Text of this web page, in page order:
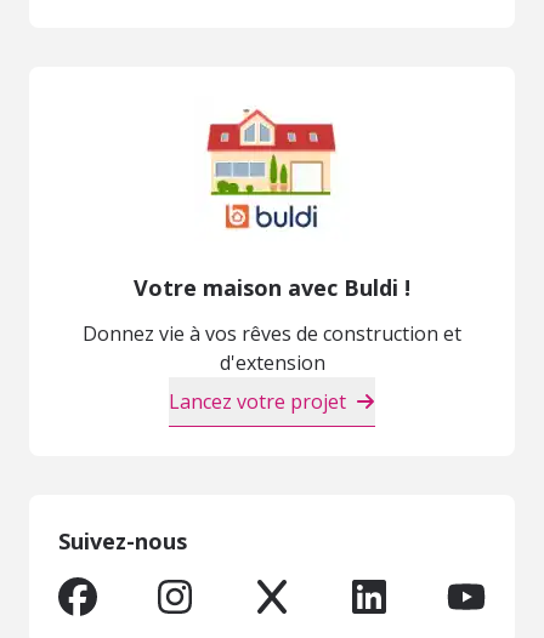
Votre maison avec Buldi !
Donnez vie à vos rêves de construction et
d'extension
Lancez votre projet
Suivez-nous